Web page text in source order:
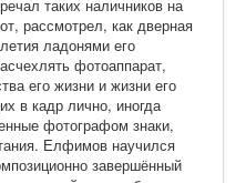
таких наличников на
рассмотрел, как дверная
ладонями его
фотоаппарат,
его жизни и жизни его
в кадр лично, иногда
фотографом знаки,
Елфимов научился
завершённый